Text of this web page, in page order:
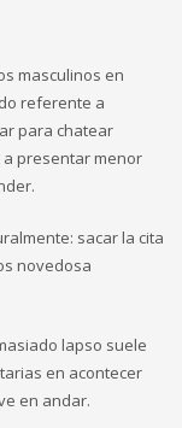
masculinos en
referente a
para chatear
a presentar menor
sacar la cita
novedosa
lapso suele
en acontecer
en andar.